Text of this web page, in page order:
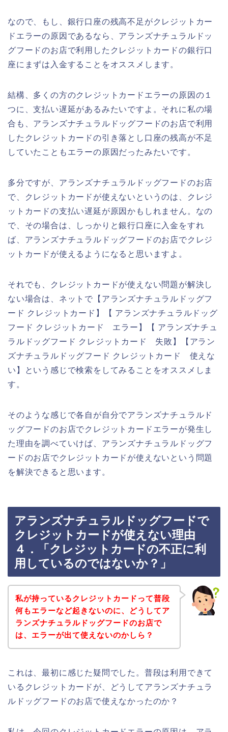
なので、もし、銀行口座の残高不足がクレジットカー
ドエラーの原因であるなら、アランズナチュラルドッ
グフードのお店で利用したクレジットカードの銀行口
座にまずは入金することをオススメします。
結構、多くの方のクレジットカードエラーの原因の１
つに、支払い遅延があるみたいですよ。それに私の場
合も、アランズナチュラルドッグフードのお店で利用
したクレジットカードの引き落とし口座の残高が不足
していたこともエラーの原因だったみたいです。
多分ですが、アランズナチュラルドッグフードのお店
で、クレジットカードが使えないというのは、クレジ
ットカードの支払い遅延が原因かもしれません。なの
で、その場合は、しっかりと銀行口座に入金をすれ
ば、アランズナチュラルドッグフードのお店でクレジ
ットカードが使えるようになると思いますよ。
それでも、クレジットカードが使えない問題が解決し
ない場合は、ネットで【アランズナチュラルドッグフ
ード クレジットカード】【 アランズナチュラルドッグ
フード クレジットカード エラー】【 アランズナチュ
ラルドッグフード クレジットカード 失敗】【アラン
ズナチュラルドッグフード クレジットカード 使えな
い】という感じで検索をしてみることをオススメしま
す。
そのような感じで各自が自分でアランズナチュラルド
ッグフードのお店でクレジットカードエラーが発生し
た理由を調べていけば、アランズナチュラルドッグフ
ードのお店でクレジットカードが使えないという問題
を解決できると思います。
アランズナチュラルドッグフードで
クレジットカードが使えない理由
４．「クレジットカードの不正に利
用しているのではないか？」
私が持っているクレジットカードって普段
何もエラーなど起きないのに、どうしてア
ランズナチュラルドッグフードのお店で
は、エラーが出て使えないのかしら？
これは、最初に感じた疑問でした。普段は利用できて
いるクレジットカードが、どうしてアランズナチュラ
ルドッグフードのお店で使えなかったのか？